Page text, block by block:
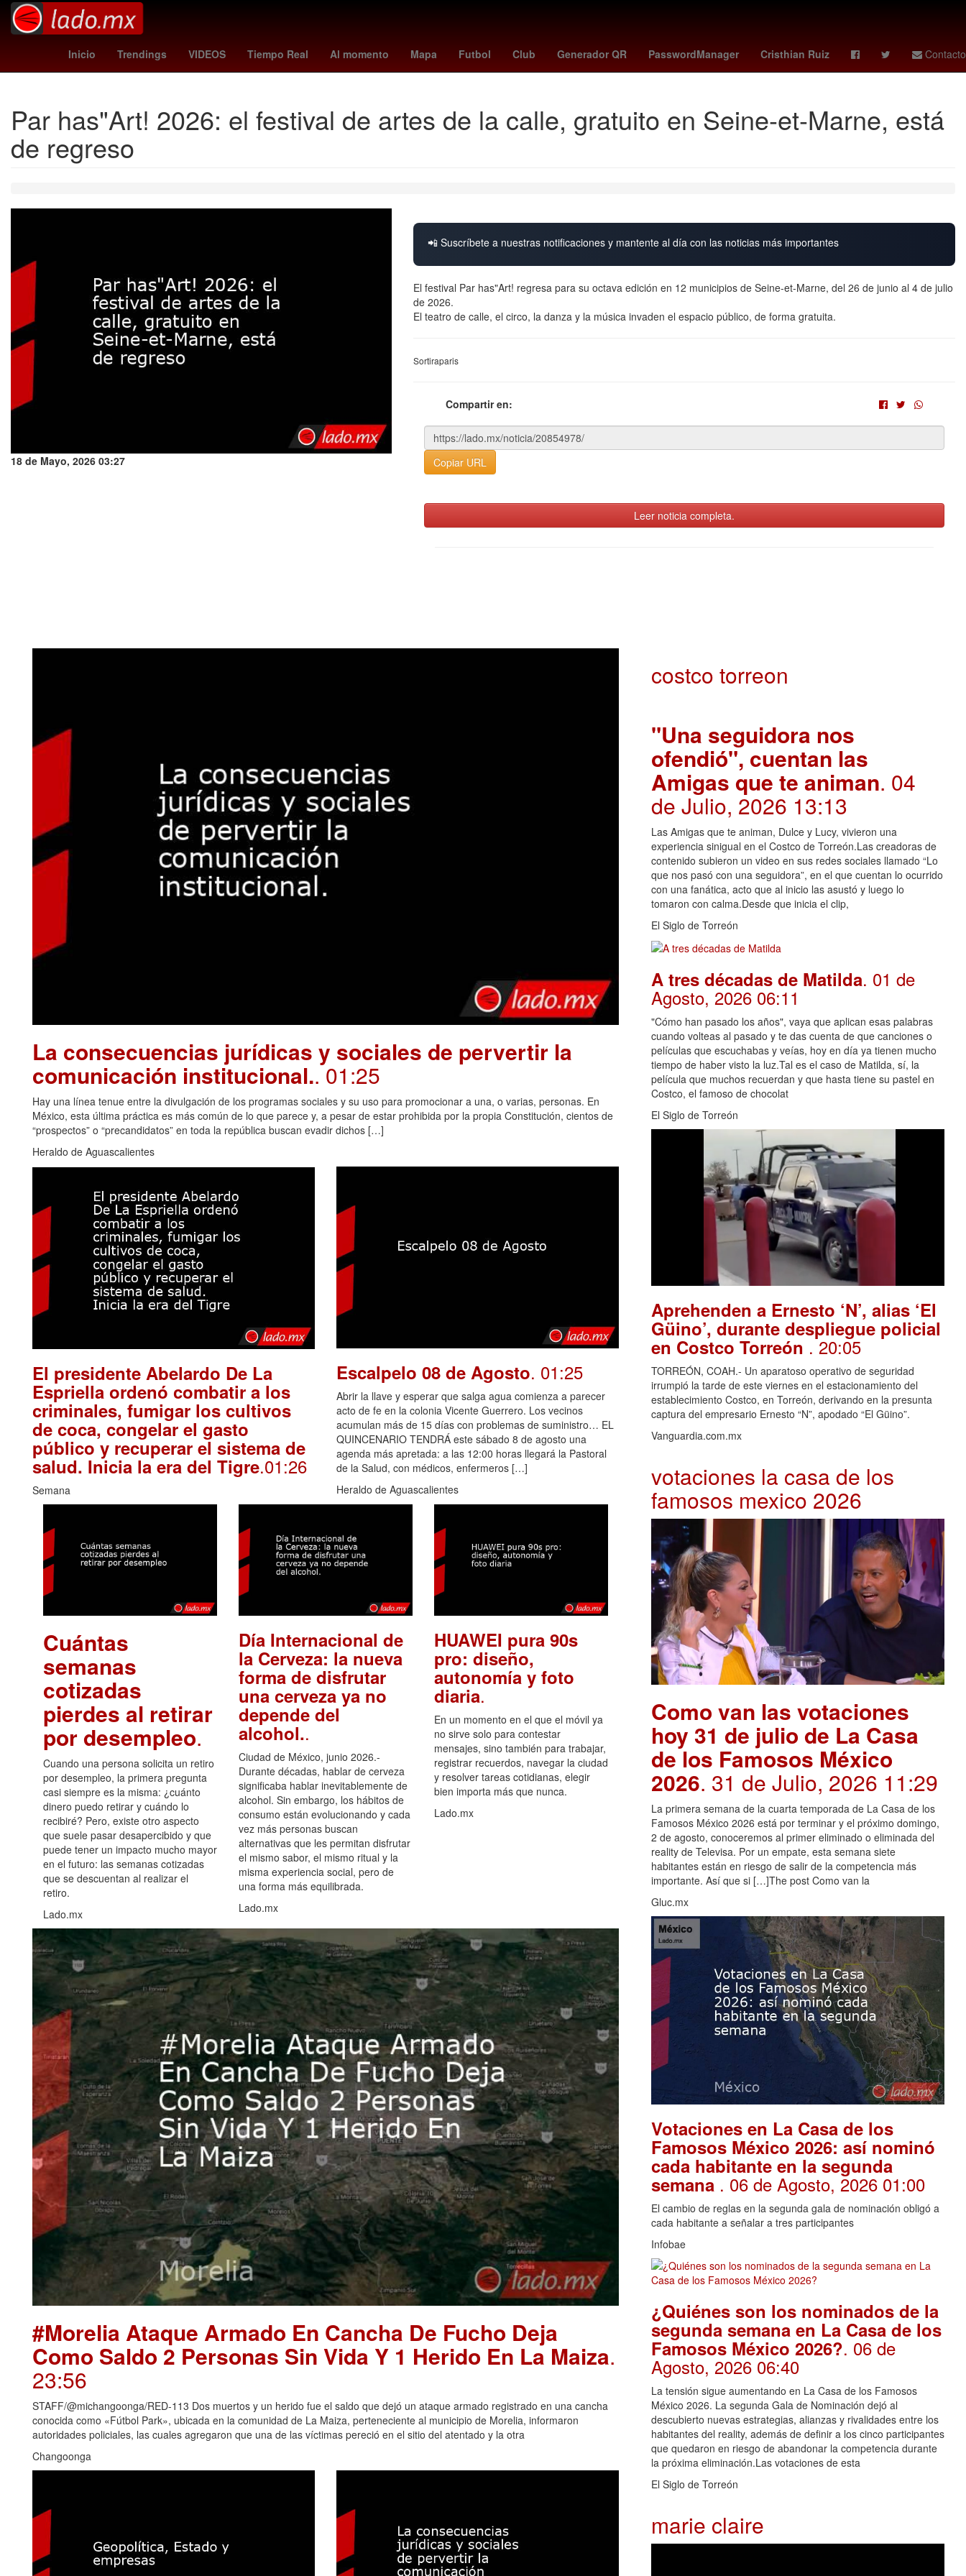
Inicio Trendings VIDEOS Tiempo Real Al momento Mapa Futbol Club Generador QR PasswordManager Cristhian Ruiz Contacto
Ley Seca 27 de marzo barco China James Bond España Juan Pablo Medina toluca vs santos Germán Berterame Rogelio Funes Mori
Par has"Art! 2026: el festival de artes de la calle, gratuito en Seine-et-Marne, está
de regreso
18 de Mayo, 2026 03:27
📲 Suscríbete a nuestras notificaciones y mantente al día con las noticias más importantes
El festival Par has"Art! regresa para su octava edición en 12 municipios de Seine-et-Marne, del 26 de junio al 4 de julio
de 2026.
El teatro de calle, el circo, la danza y la música invaden el espacio público, de forma gratuita.
Sortiraparis
Compartir en:
Copiar URL
Leer noticia completa.
La consecuencias jurídicas y sociales de pervertir la
comunicación institucional.. 01:25
Hay una línea tenue entre la divulgación de los programas sociales y su uso para promocionar a una, o varias, personas. En
México, esta última práctica es más común de lo que parece y, a pesar de estar prohibida por la propia Constitución, cientos de
“prospectos” o “precandidatos” en toda la república buscan evadir dichos […]
Heraldo de Aguascalientes
El presidente Abelardo De La
Espriella ordenó combatir a los
criminales, fumigar los cultivos
de coca, congelar el gasto
público y recuperar el sistema de
salud. Inicia la era del Tigre.01:26
Semana
Escalpelo 08 de Agosto. 01:25
Abrir la llave y esperar que salga agua comienza a parecer
acto de fe en la colonia Vicente Guerrero. Los vecinos
acumulan más de 15 días con problemas de suministro… EL
QUINCENARIO TENDRÁ este sábado 8 de agosto una
agenda más apretada: a las 12:00 horas llegará la Pastoral
de la Salud, con médicos, enfermeros […]
Heraldo de Aguascalientes
Cuántas
semanas
cotizadas
pierdes al retirar
por desempleo.
Cuando una persona solicita un retiro
por desempleo, la primera pregunta
casi siempre es la misma: ¿cuánto
dinero puedo retirar y cuándo lo
recibiré? Pero, existe otro aspecto
que suele pasar desapercibido y que
puede tener un impacto mucho mayor
en el futuro: las semanas cotizadas
que se descuentan al realizar el
retiro.
Lado.mx
Día Internacional de
la Cerveza: la nueva
forma de disfrutar
una cerveza ya no
depende del
alcohol..
Ciudad de México, junio 2026.-
Durante décadas, hablar de cerveza
significaba hablar inevitablemente de
alcohol. Sin embargo, los hábitos de
consumo están evolucionando y cada
vez más personas buscan
alternativas que les permitan disfrutar
el mismo sabor, el mismo ritual y la
misma experiencia social, pero de
una forma más equilibrada.
Lado.mx
HUAWEI pura 90s
pro: diseño,
autonomía y foto
diaria.
En un momento en el que el móvil ya
no sirve solo para contestar
mensajes, sino también para trabajar,
registrar recuerdos, navegar la ciudad
y resolver tareas cotidianas, elegir
bien importa más que nunca.
Lado.mx
#Morelia Ataque Armado En Cancha De Fucho Deja
Como Saldo 2 Personas Sin Vida Y 1 Herido En La Maiza.
23:56
STAFF/@michangoonga/RED-113 Dos muertos y un herido fue el saldo que dejó un ataque armado registrado en una cancha
conocida como «Fútbol Park», ubicada en la comunidad de La Maiza, perteneciente al municipio de Morelia, informaron
autoridades policiales, las cuales agregaron que una de las víctimas pereció en el sitio del atentado y la otra
Changoonga
costco torreon
"Una seguidora nos
ofendió", cuentan las
Amigas que te animan. 04
de Julio, 2026 13:13
Las Amigas que te animan, Dulce y Lucy, vivieron una
experiencia sinigual en el Costco de Torreón.Las creadoras de
contenido subieron un video en sus redes sociales llamado “Lo
que nos pasó con una seguidora”, en el que cuentan lo ocurrido
con una fanática, acto que al inicio las asustó y luego lo
tomaron con calma.Desde que inicia el clip,
El Siglo de Torreón
A tres décadas de Matilda. 01 de
Agosto, 2026 06:11
"Cómo han pasado los años", vaya que aplican esas palabras
cuando volteas al pasado y te das cuenta de que canciones o
películas que escuchabas y veías, hoy en día ya tienen mucho
tiempo de haber visto la luz.Tal es el caso de Matilda, sí, la
película que muchos recuerdan y que hasta tiene su pastel en
Costco, el famoso de chocolat
El Siglo de Torreón
Aprehenden a Ernesto ‘N’, alias ‘El
Güino’, durante despliegue policial
en Costco Torreón . 20:05
TORREÓN, COAH.- Un aparatoso operativo de seguridad
irrumpió la tarde de este viernes en el estacionamiento del
establecimiento Costco, en Torreón, derivando en la presunta
captura del empresario Ernesto “N”, apodado “El Güino”.
Vanguardia.com.mx
votaciones la casa de los
famosos mexico 2026
Como van las votaciones
hoy 31 de julio de La Casa
de los Famosos México
2026. 31 de Julio, 2026 11:29
La primera semana de la cuarta temporada de La Casa de los
Famosos México 2026 está por terminar y el próximo domingo,
2 de agosto, conoceremos al primer eliminado o eliminada del
reality de Televisa. Por un empate, esta semana siete
habitantes están en riesgo de salir de la competencia más
importante. Así que si […]The post Como van la
Gluc.mx
Votaciones en La Casa de los
Famosos México 2026: así nominó
cada habitante en la segunda
semana . 06 de Agosto, 2026 01:00
El cambio de reglas en la segunda gala de nominación obligó a
cada habitante a señalar a tres participantes
Infobae
¿Quiénes son los nominados de la
segunda semana en La Casa de los
Famosos México 2026?. 06 de
Agosto, 2026 06:40
La tensión sigue aumentando en La Casa de los Famosos
México 2026. La segunda Gala de Nominación dejó al
descubierto nuevas estrategias, alianzas y rivalidades entre los
habitantes del reality, además de definir a los cinco participantes
que quedaron en riesgo de abandonar la competencia durante
la próxima eliminación.Las votaciones de esta
El Siglo de Torreón
marie claire